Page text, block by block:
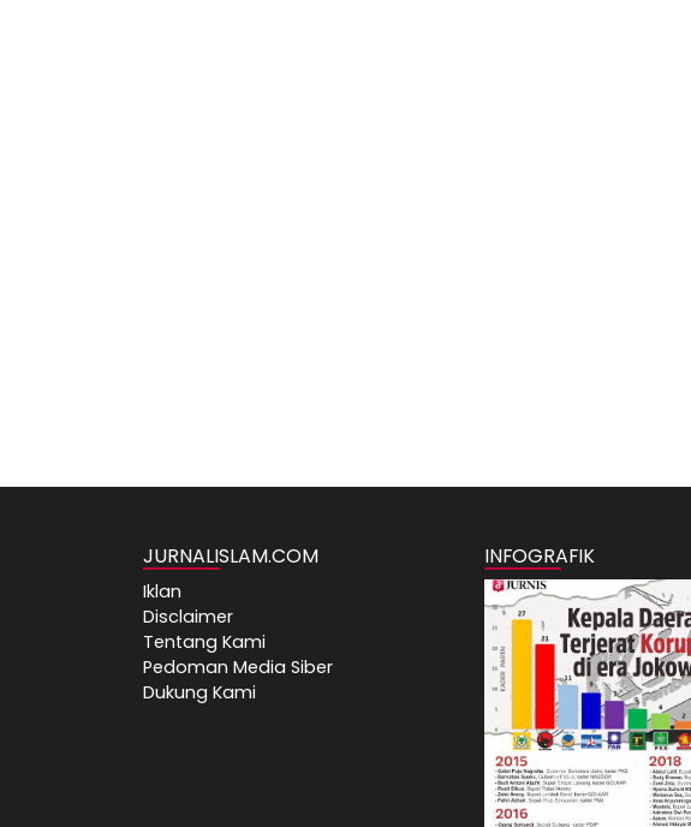
JURNALISLAM.COM
Iklan
Disclaimer
Tentang Kami
Pedoman Media Siber
Dukung Kami
INFOGRAFIK